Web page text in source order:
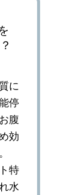
に
停
腹
効
特
水